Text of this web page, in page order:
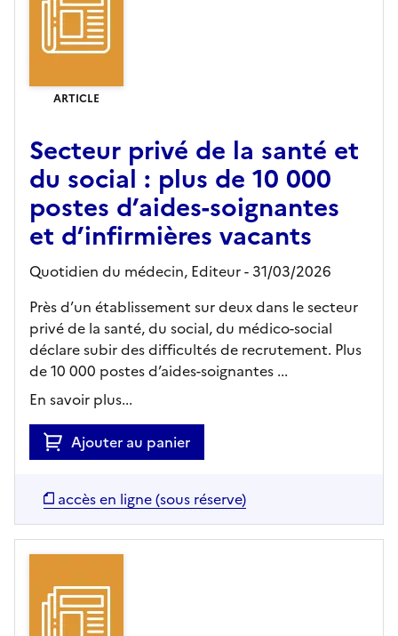
ARTICLE
Secteur privé de la santé et
du social : plus de 10 000
postes d’aides-soignantes
et d’infirmières vacants
Quotidien du médecin, Editeur- 31/03/2026
Près d’un établissement sur deux dans le secteur
privé de la santé, du social, du médico-social
déclare subir des difficultés de recrutement. Plus
de 10 000 postes d’aides-soignantes ...
En savoir plus...
Ajouter au panier
accès en ligne (sous réserve)